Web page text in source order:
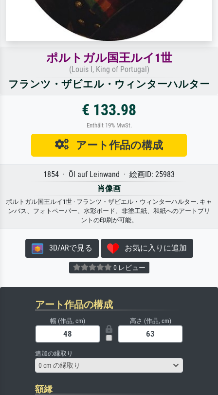
ポルトガル国王ルイ1世
(Louis I, King of Portugal)
フランツ・ザビエル・ウィンターハルター
€ 133.98
Enthält 19% MwSt.
アート作品の構成
1854 · Öl auf Leinwand · 絵画ID: 25983
肖像画
ポルトガル国王ルイ1世 · フランツ・ザビエル・ウィンターハルター. キャ
ンバス、フォトペーパー、水彩ボード、非塗工紙、和紙へのアートプリ
ントの印刷が可能。
3D/ARで見る お気に入りに追加
0 レビュー
アート作品の構成
幅 (作品, cm) 高さ (作品, cm)
追加の縁取り
0 cm の縁取り
額縁